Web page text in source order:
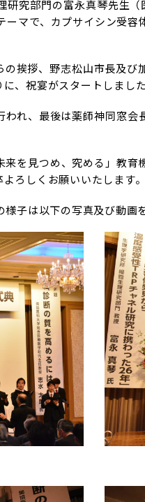
究部門の富永真琴先生
マで、カプサイシン受
挨拶、野志松山市長及
、祝宴がスタートしました
れ、最後は薬師神同窓
を見つめ、究める」教
ろしくお願いいたします。
子は以下の写真及び動画